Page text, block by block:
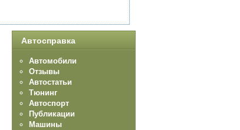
Автосправка
Автомобили
Отзывы
Автостатьи
Тюнинг
Автоспорт
Публикации
Машины